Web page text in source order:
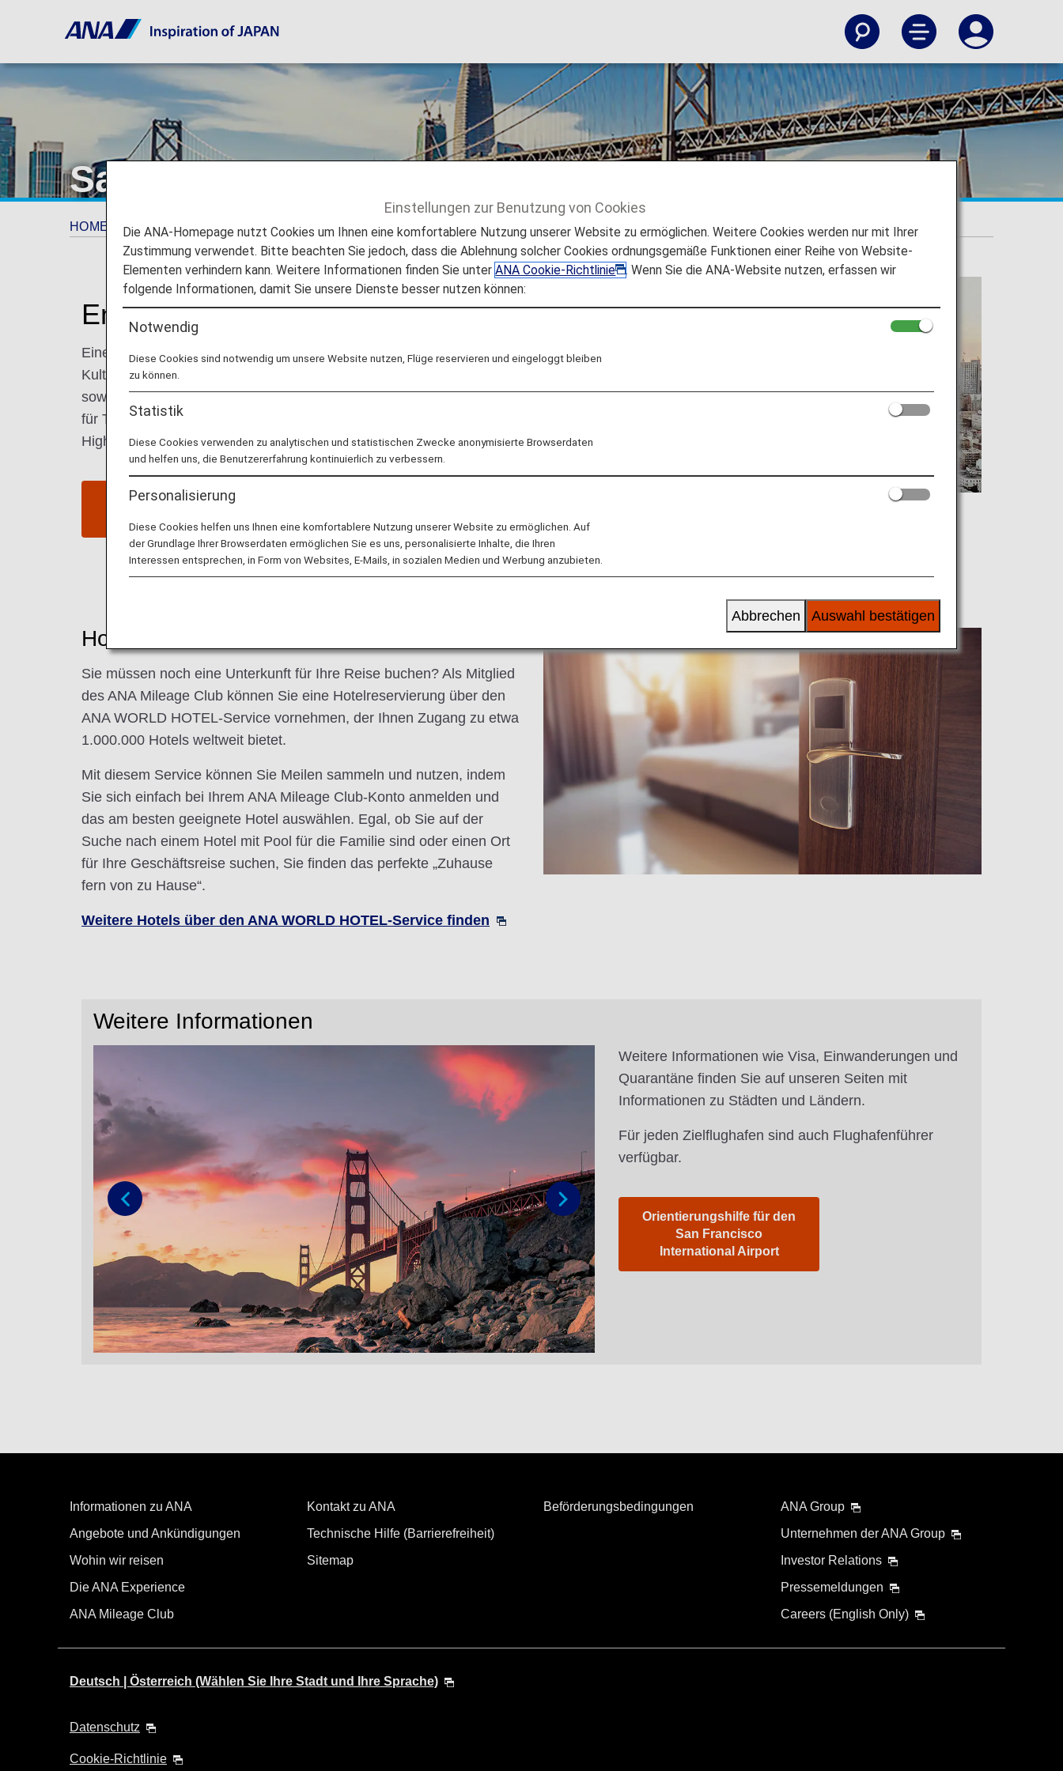
San Francisco
HOME Planen und Buchen Wohin wir reisen San Francisco
Entdecken Sie San Francisco
Eine lebendige Mischung aus landschaftlicher Schönheit und der
Kultur der Bay Area prägt San Franciscos Stadt- und Einkaufsviertel
sowie Touristenattraktionen. Die Offenheit für Vielfalt ebnet den Weg
für Tourismus und Wirtschaft – was sich in der dynamischen
Hightech-Start-up-Szene zeigt.
Flüge nach San Francisco
Hotels in San Francisco
Sie müssen noch eine Unterkunft für Ihre Reise buchen? Als Mitglied
des ANA Mileage Club können Sie eine Hotelreservierung über den
ANA WORLD HOTEL-Service vornehmen, der Ihnen Zugang zu etwa
1.000.000 Hotels weltweit bietet.
Mit diesem Service können Sie Meilen sammeln und nutzen, indem
Sie sich einfach bei Ihrem ANA Mileage Club-Konto anmelden und
das am besten geeignete Hotel auswählen. Egal, ob Sie auf der
Suche nach einem Hotel mit Pool für die Familie sind oder einen Ort
für Ihre Geschäftsreise suchen, Sie finden das perfekte „Zuhause
fern von zu Hause“.
Weitere Hotels über den ANA WORLD HOTEL-Service finden
Weitere Informationen
Vorige Weiter
Weitere Informationen wie Visa, Einwanderungen und
Quarantäne finden Sie auf unseren Seiten mit
Informationen zu Städten und Ländern.
Für jeden Zielflughafen sind auch Flughafenführer
verfügbar.
Orientierungshilfe für den
San Francisco
International Airport
Informationen zu ANA
Angebote und Ankündigungen
Wohin wir reisen
Die ANA Experience
ANA Mileage Club
Kontakt zu ANA
Technische Hilfe (Barrierefreiheit)
Sitemap
Beförderungsbedingungen
ANA Group
Unternehmen der ANA Group
Investor Relations
Pressemeldungen
Careers (English Only)
Deutsch | Österreich (Wählen Sie Ihre Stadt und Ihre Sprache)
Datenschutz
Cookie-Richtlinie
Einstellungen zur Benutzung von Cookies
Die ANA-Homepage nutzt Cookies um Ihnen eine komfortablere Nutzung unserer Website zu ermöglichen. Weitere Cookies werden nur mit Ihrer
Zustimmung verwendet. Bitte beachten Sie jedoch, dass die Ablehnung solcher Cookies ordnungsgemäße Funktionen einer Reihe von Website-
Elementen verhindern kann. Weitere Informationen finden Sie unterANA Cookie-Richtlinie
. Wenn Sie die ANA-Website nutzen, erfassen wir
folgende Informationen, damit Sie unsere Dienste besser nutzen können:
Notwendig
Diese Cookies sind notwendig um unsere Website nutzen, Flüge reservieren und eingeloggt bleiben
zu können.
Statistik
Diese Cookies verwenden zu analytischen und statistischen Zwecke anonymisierte Browserdaten
und helfen uns, die Benutzererfahrung kontinuierlich zu verbessern.
Personalisierung
Diese Cookies helfen uns Ihnen eine komfortablere Nutzung unserer Website zu ermöglichen. Auf
der Grundlage Ihrer Browserdaten ermöglichen Sie es uns, personalisierte Inhalte, die Ihren
Interessen entsprechen, in Form von Websites, E-Mails, in sozialen Medien und Werbung anzubieten.
Auswahl bestätigen
Abbrechen